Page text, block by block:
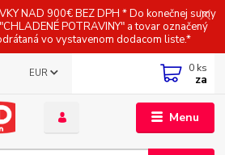
NAD 900€ BEZ DPH * Do konečnej sumy
POTRAVINY" a tovar označený
vo vystavenom dodacom liste.*
Menu
EUR 0 ks
za